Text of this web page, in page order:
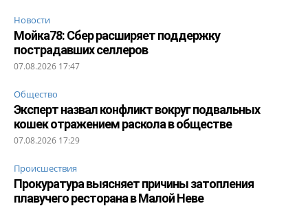
Новости
Мойка78: Сбер расширяет поддержку
пострадавших селлеров
07.08.2026 17:47
Общество
Эксперт назвал конфликт вокруг подвальных
кошек отражением раскола в обществе
07.08.2026 17:29
Происшествия
Прокуратура выясняет причины затопления
плавучего ресторана в Малой Неве